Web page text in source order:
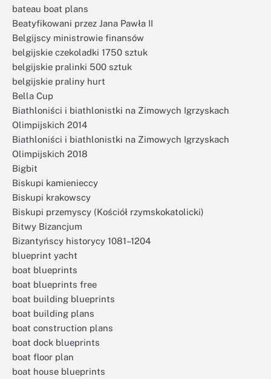
bateau boat plans
Beatyfikowani przez Jana Pawła II
Belgijscy ministrowie finansów
belgijskie czekoladki 1750 sztuk
belgijskie pralinki 500 sztuk
belgijskie praliny hurt
Bella Cup
Biathloniści i biathlonistki na Zimowych Igrzyskach
Olimpijskich 2014
Biathloniści i biathlonistki na Zimowych Igrzyskach
Olimpijskich 2018
Bigbit
Biskupi kamienieccy
Biskupi krakowscy
Biskupi przemyscy (Kościół rzymskokatolicki)
Bitwy Bizancjum
Bizantyńscy historycy 1081–1204
blueprint yacht
boat blueprints
boat blueprints free
boat building blueprints
boat building plans
boat construction plans
boat dock blueprints
boat floor plan
boat house blueprints